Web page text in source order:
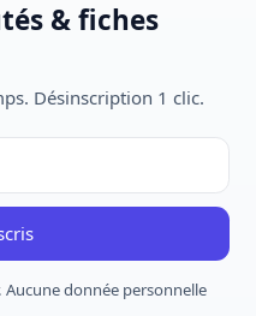
& fiches
Désinscription 1 clic.
Aucune donnée personnelle